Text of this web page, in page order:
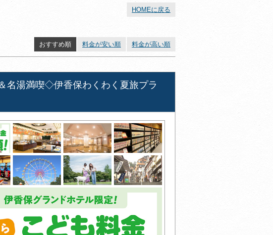
HOMEに戻る
おすすめ順 料金が安い順 料金が高い順
名湯満喫◇伊香保わくわく夏旅プラ